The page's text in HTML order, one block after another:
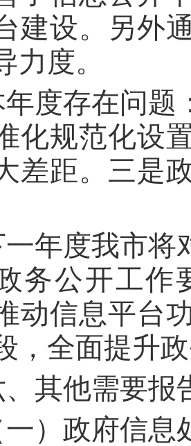
建设。另外
力度。
度存在问题
化规范化设
差距。三是
年度我市将
务公开工作
动信息平台
，全面提升
、其他需要报
一）政府信